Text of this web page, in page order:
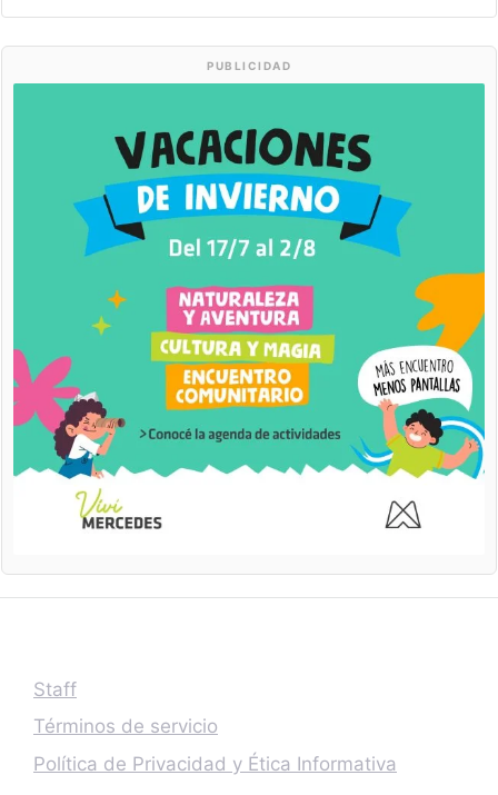
PUBLICIDAD
Staff
Términos de servicio
Política de Privacidad y Ética Informativa